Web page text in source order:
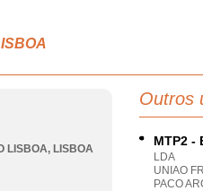
LISBOA, LISBOA
Outros
MTP2 -
LDA
UNIAO
PACO